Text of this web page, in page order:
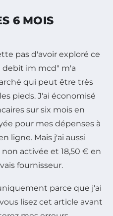
6 MOIS
pas d'avoir exploré ce
debit im mcd" m'a
qui peut être très
pieds. J'ai économisé
sur six mois en
pour mes dépenses à
ligne. Mais j'ai aussi
activée et 18,50 € en
fournisseur.
parce que j'ai
lisez cet article avant